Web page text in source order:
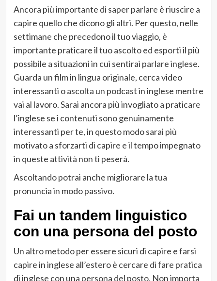
Ancora più importante di saper parlare è riuscire a
capire quello che dicono gli altri. Per questo, nelle
settimane che precedono il tuo viaggio, è
importante praticare il tuo ascolto ed esporti il più
possibile a situazioni in cui sentirai parlare inglese.
Guarda un film in lingua originale, cerca video
interessanti o ascolta un podcast in inglese mentre
vai al lavoro. Sarai ancora più invogliato a praticare
l’inglese se i contenuti sono genuinamente
interessanti per te, in questo modo sarai più
motivato a sforzarti di capire e il tempo impegnato
in queste attività non ti peserà.
Ascoltando potrai anche migliorare la tua
pronuncia in modo passivo.
Fai un tandem linguistico
con una persona del posto
Un altro metodo per essere sicuri di capire e farsi
capire in inglese all’estero è cercare di fare pratica
di inglese con una persona del posto. Non importa